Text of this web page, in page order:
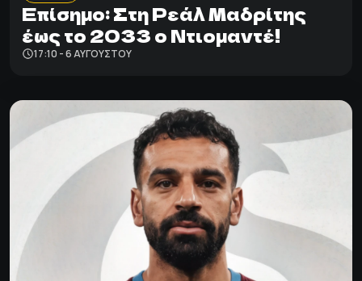
Επίσημο: Στη Ρεάλ Μαδρίτης
έως το 2033 ο Ντιομαντέ!
17:10 - 6 ΑΥΓΟΎΣΤΟΥ